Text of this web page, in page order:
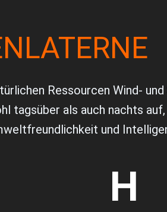
Ressourcen Wind-
tagsüber als auch nachts
und
H